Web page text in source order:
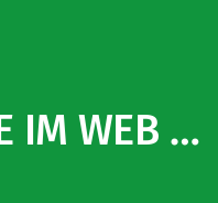
IM WEB …